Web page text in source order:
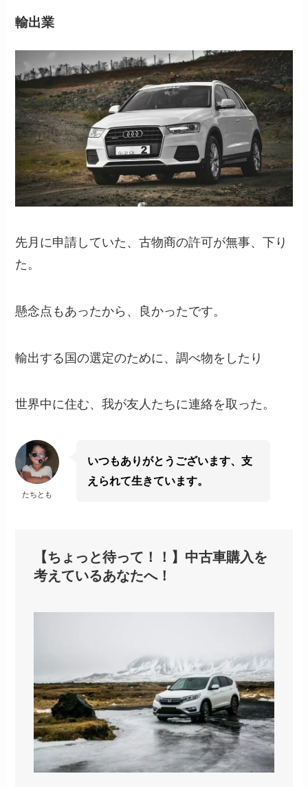
輸出業
先月に申請していた、古物商の許可が無事、下り
た。
懸念点もあったから、良かったです。
輸出する国の選定のために、調べ物をしたり
世界中に住む、我が友人たちに連絡を取った。
たちとも
いつもありがとうございます、支
えられて生きています。
【ちょっと待って！！】中古車購入を
考えているあなたへ！